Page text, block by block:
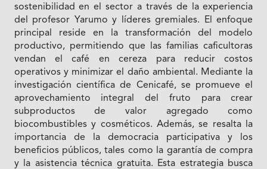
sostenibilidad en el sector a través de la experiencia
del profesor Yarumo y líderes gremiales. El enfoque
principal reside en la transformación del modelo
productivo, permitiendo que las familias caficultoras
vendan el café en cereza para reducir costos
operativos y minimizar el daño ambiental. Mediante la
investigación científica de Cenicafé, se promueve el
aprovechamiento integral del fruto para crear
subproductos de valor agregado como
biocombustibles y cosméticos. Además, se resalta la
importancia de la democracia participativa y los
beneficios públicos, tales como la garantía de compra
y la asistencia técnica gratuita. Esta estrategia busca